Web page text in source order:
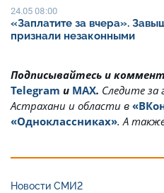
24.05 08:00
«Заплатите за вчера».
признали незаконными
Подписывайтесь и
Telegram и MAX. Cледите
Астрахани и области в
«Одноклассниках». А
Новости СМИ2